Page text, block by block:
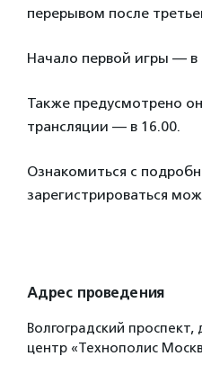
перерывом после
Начало первой игры — в
Также предусмотрено
трансляции — в 16.00.
Ознакомиться с
зарегистрироваться
Адрес проведения
Волгоградский проспект,
центр «Технополис